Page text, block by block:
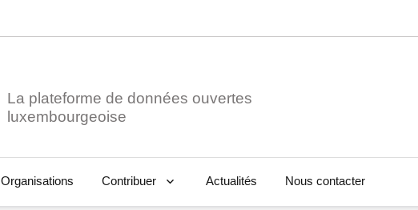
La plateforme de données ouvertes
Organisations Contribuer Actualités Nous contacter